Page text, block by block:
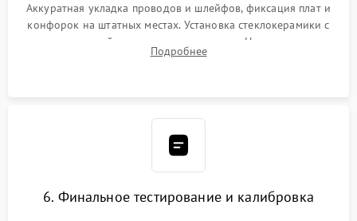
Аккуратная укладка проводов и шлейфов, фиксация плат и
конфорок на штатных местах. Установка стеклокерамики с
проверкой равномерности зазоров. Нанесение
термостойкого герметика или укладка уплотнительной
Подробнее
6. Финальное тестирование и калибровка